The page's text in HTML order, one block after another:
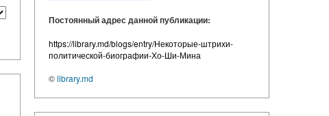
Постоянный адрес данной публикации:
https://library.md/blogs/entry/Некоторые-штрихи-
политической-биографии-Хо-Ши-Мина
©library.md